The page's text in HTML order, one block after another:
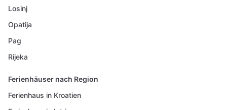
Losinj
Opatija
Pag
Rijeka
Ferienhäuser nach Region
Ferienhaus in Kroatien